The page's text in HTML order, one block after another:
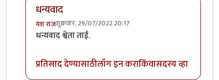
धन्यवाद
यश राजशुक्रवार, 29/07/2022 20:17
In reply toछान पाकृ. पित्तशामक आहे तर
धन्यवाद श्वेता ताई.
प्रतिसाद देण्यासाठीलॉग इन कराकिंवासदस्य व्हा